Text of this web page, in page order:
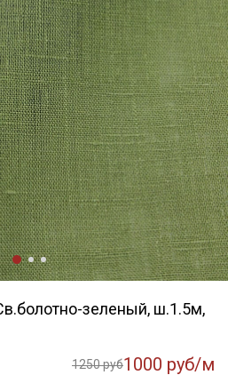
зеленый, ш.1.5м,
1250 руб1000 руб/м